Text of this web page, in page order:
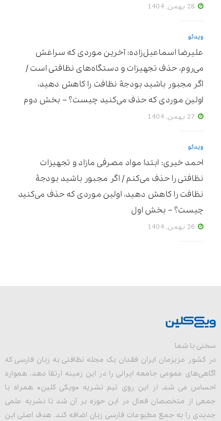
ویدئو
علیرضا اسماعیل‌زاده: آخرین موردی که سراغش
می‌روم، حذف تجهیزات و دستگاه‌های نظافتی است /
اگر مجبور باشید بودجۀ نظافت را کاهش دهید،
اولین موردی که حذف می‌کنید چیست؟ – بخش دوم
ویدئو
احمد خیری: ابتدا مواد مصرفی مازاد و تجهیزات
نظافتی را حذف می‌کنم / اگر مجبور باشید بودجۀ
نظافت را کاهش دهید، اولین موردی که حذف می‌کنید
چیست؟ – بخش اول
سخنی با شما
در کشور عزیزمان ایران فقدان یک مجله نظافتی به زبان فارسی که
آگاهی‌های عمومی جامعه ایرانی را در این زمینه ارتقا دهد، همواره
احساس می شد. از این روی تیم نشریه «ویکی کلین» همراه با
جمعی از متخصصان فعال در این حوزه بر آن شد تا نشریه علمی
جدیدی را به جمع مطبوعات فارسی زبان اضافه کند. هدف اصلی این